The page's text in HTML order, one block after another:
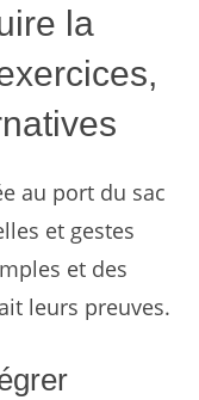
la
au port du sac
et gestes
et des
leurs preuves.